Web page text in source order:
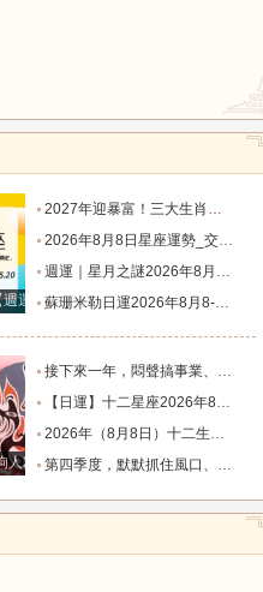
運2024年12月9日-12月15日】
2027年迎暴富！三大生肖錦鯉附體，迎事業愛情巔峰_屬狗_朋友_謙讓
2026年8月8日星座運勢_交易_管理_合作
週運｜星月之謎2026年8月8日-8月14日十二星座一週展望_日全食_火星_人生
蘇珊米勒日運2026年8月8-9日十二星座週末運勢_土星_宮位_內心
2024運勢好嗎
接下來一年，悶聲搞事業、家底越來越厚的四大星座！財源滾滾_機會_計劃_百萬財富
【日運】十二星座2026年8月8日運勢播報_方面_感情_工作時
2026年（8月8日）十二生肖運勢播報_感情_事業_朋友
第四季度，默默抓住風口、收入節節走高的四大星座！越攢越富_機會_能量_直覺